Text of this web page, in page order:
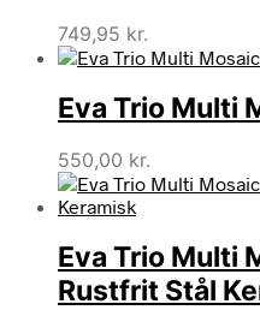
749,95 kr.
Eva Trio Multi
550,00 kr.
Eva Trio Multi
Rustfrit Stål